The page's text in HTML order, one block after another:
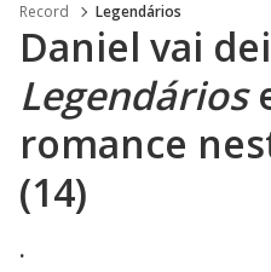
Record Legendários
Daniel vai
Legendários
romance
(14)
.